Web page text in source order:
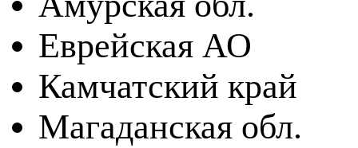
Еврейская АО
Камчатский край
Магаданская обл.